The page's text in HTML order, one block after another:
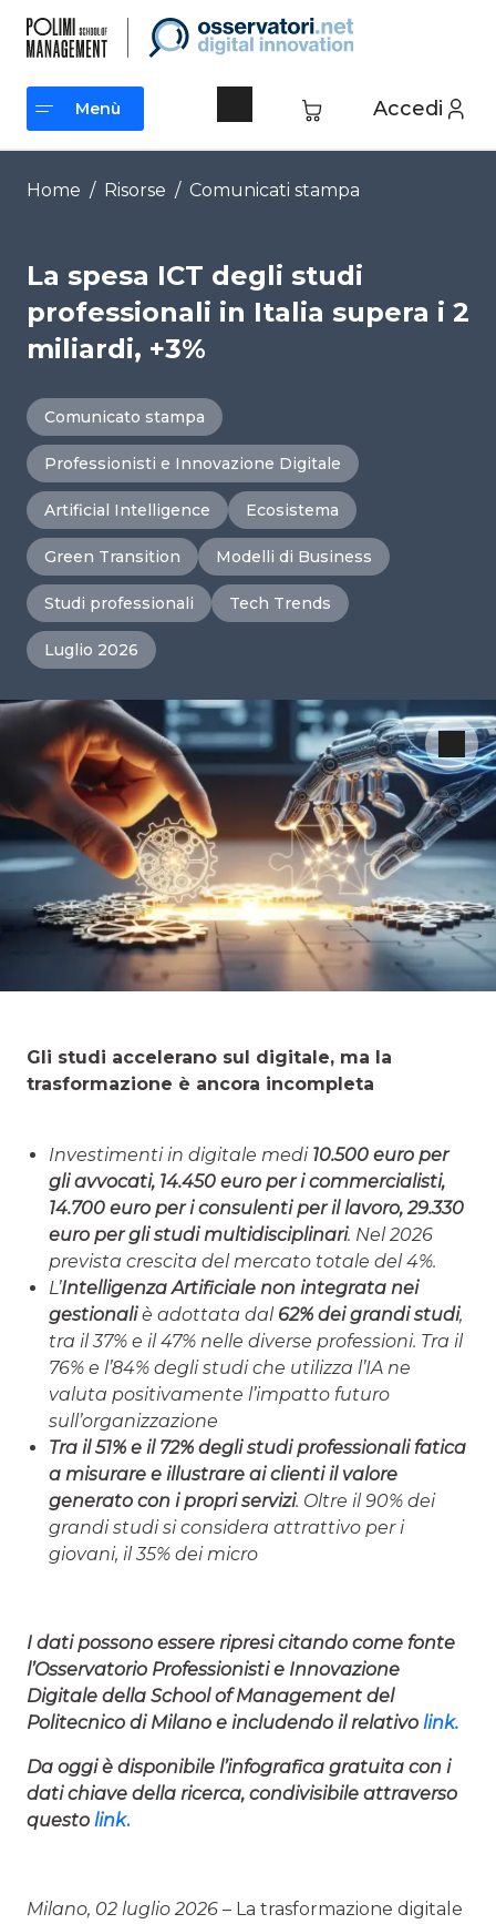
contenuto
Accedi
Menù
Menù
Home / Risorse / Comunicati stampa
La spesa ICT degli studi
professionali in Italia supera i 2
miliardi, +3%
Comunicato stampa
Professionisti e Innovazione Digitale
Artificial Intelligence Ecosistema
Green Transition Modelli di Business
Studi professionali Tech Trends
Luglio 2026
Gli studi accelerano sul digitale, ma la
trasformazione è ancora incompleta
Investimenti in digitale medi 10.500 euro per
gli avvocati, 14.450 euro per i commercialisti,
14.700 euro per i consulenti per il lavoro, 29.330
euro per gli studi multidisciplinari. Nel 2026
prevista crescita del mercato totale del 4%.
L’Intelligenza Artificiale non integrata nei
gestionaliè adottata dal 62% dei grandi studi,
tra il 37% e il 47% nelle diverse professioni. Tra il
76% e l’84% degli studi che utilizza l’IA ne
valuta positivamente l’impatto futuro
sull’organizzazione
Tra il 51% e il 72% degli studi professionali fatica
a misurare e illustrare ai clienti il valore
generato con i propri servizi. Oltre il 90% dei
grandi studi si considera attrattivo per i
giovani, il 35% dei micro
I dati possono essere ripresi citando come fonte
l’Osservatorio Professionisti e Innovazione
Digitale della School of Management del
Politecnico di Milano e includendo il relativo link.
Da oggi è disponibile l’infografica gratuita con i
dati chiave della ricerca, condivisibile attraverso
questo link.
Milano, 02 luglio 2026 – La trasformazione digitale